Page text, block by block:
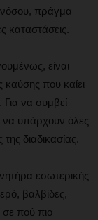
νόσου, πράγμα
καταστάσεις.
είναι
που καίει
να συμβεί
να υπάρχουν όλες
διαδικασίας.
εσωτερικής
βαλβίδες,
πού πιο